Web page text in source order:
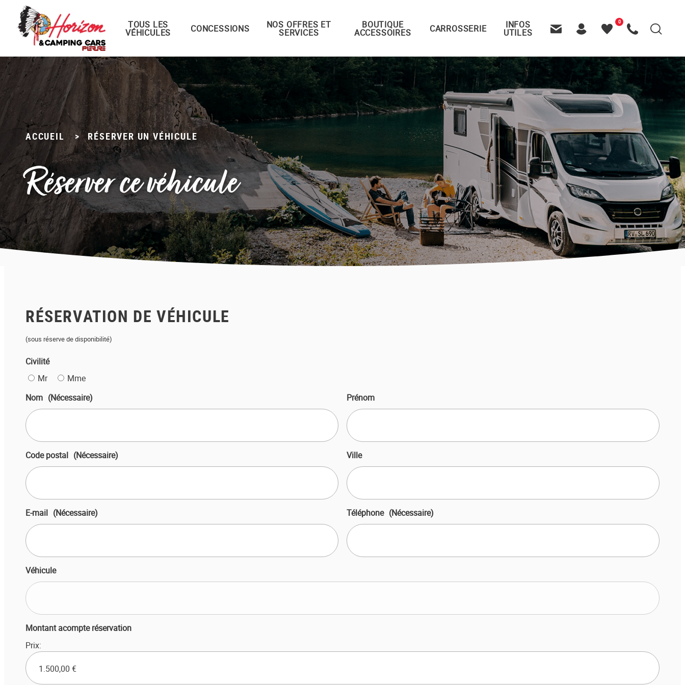
Passer
contenu
Menu principal
TOUS LES
VÉHICULES CONCESSIONS NOS OFFRES ET
SERVICES
BOUTIQUE
ACCESSOIRES CARROSSERIE INFOS
UTILES
Recherche
0
ACCUEIL > RÉSERVER UN VÉHICULE
Réserver ce véhicule
RÉSERVATION DE VÉHICULE
(sous réserve de disponibilité)
Civilité
Mr
Mme
Nom (Nécessaire) Prénom
Code postal (Nécessaire) Ville
E-mail (Nécessaire) Téléphone (Nécessaire)
Véhicule
Montant acompte réservation
Prix: